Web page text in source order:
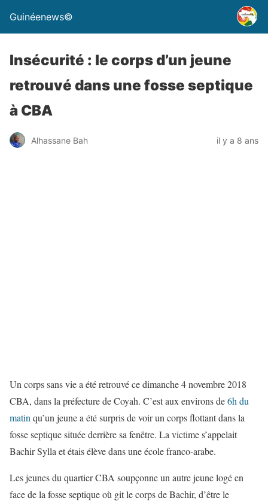
Guinéenews©
Insécurité : le corps d’un jeune
retrouvé dans une fosse septique
à CBA
Alhassane Bah il y a 8 ans
Un corps sans vie a été retrouvé ce dimanche 4 novembre 2018
CBA, dans la préfecture de Coyah. C’est aux environs de6h du
matin qu’un jeune a été surpris de voir un corps flottant dans la
fosse septique située derrière sa fenêtre. La victime s’appelait
Bachir Sylla et étais élève dans une école franco-arabe.
Les jeunes du quartier CBA soupçonne un autre jeune logé en
face de la fosse septique où git le corps de Bachir, d’être le